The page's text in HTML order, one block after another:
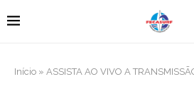
Início » ASSISTA AO VIVO A